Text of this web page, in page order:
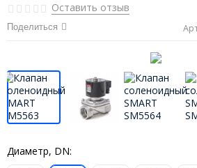
Оставить отзыв
Поделиться
Диаметр, DN: